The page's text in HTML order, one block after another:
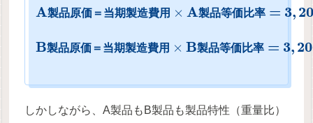
A製品原価＝ 当期製造費用 × A製品等価比率 = 3,
B製品原価＝ 当期製造費用 × B製品等価比率 = 3,
しかしながら、A製品もB製品も製品特性（重量比）